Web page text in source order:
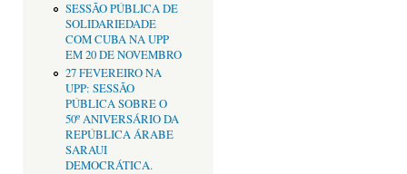
SESSÃO PÚBLICA DE
SOLIDARIEDADE
COM CUBA NA UPP
EM 20 DE NOVEMBRO
27 FEVEREIRO NA
UPP: SESSÃO
PÚBLICA SOBRE O
50º ANIVERSÁRIO DA
REPÚBLICA ÁRABE
SARAUI
DEMOCRÁTICA.